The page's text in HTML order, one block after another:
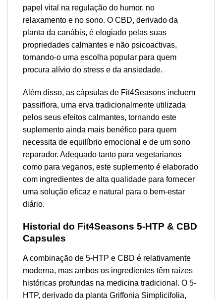
papel vital na regulação do humor, no
relaxamento e no sono. O CBD, derivado da
planta da canábis, é elogiado pelas suas
propriedades calmantes e não psicoactivas,
tornando-o uma escolha popular para quem
procura alívio do stress e da ansiedade.
Além disso, as cápsulas de Fit4Seasons incluem
passiflora, uma erva tradicionalmente utilizada
pelos seus efeitos calmantes, tornando este
suplemento ainda mais benéfico para quem
necessita de equilíbrio emocional e de um sono
reparador. Adequado tanto para vegetarianos
como para veganos, este suplemento é elaborado
com ingredientes de alta qualidade para fornecer
uma solução eficaz e natural para o bem-estar
diário.
Historial do Fit4Seasons 5-HTP & CBD
Capsules
A combinação de 5-HTP e CBD é relativamente
moderna, mas ambos os ingredientes têm raízes
históricas profundas na medicina tradicional. O 5-
HTP, derivado da planta Griffonia Simplicifolia,